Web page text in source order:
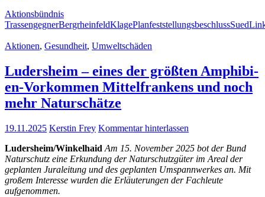
Aktionsbündnis
TrassengegnerBergrheinfeldKlagePlanfeststellungsbeschluss
Aktionen, Gesundheit, Umweltschäden
Luders­heim – eines der größ­ten Amphi­bi­
en-Vor­kom­men Mit­tel­fran­kens und noch
mehr Naturschätze
19.11.2025 Kerstin Frey Kommentar hinterlassen
Ludersheim/Winkelhaid Am 15. Novem­ber 2025 bot der Bund
Natur­schutz eine Erkun­dung der Natur­schutz­gü­ter im Are­al der
geplan­ten Jura­lei­tung und des geplan­ten Umspann­wer­kes an. Mit
gro­ßem Inter­es­se wur­den die Erläu­te­run­gen der Fach­leu­te
aufgenommen.